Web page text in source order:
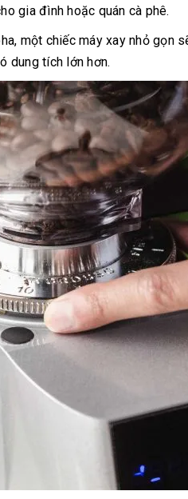
gia đình hoặc quán cà phê.
một chiếc máy xay nhỏ gọn
dung tích lớn hơn.